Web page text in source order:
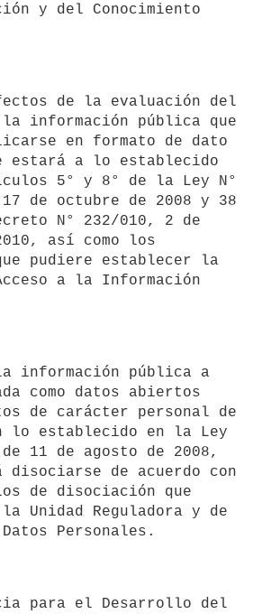
y del Conocimiento
la información pública que
en formato de dato
estará a lo establecido
5° y 8° de la Ley N°
de octubre de 2008 y 38
N° 232/010, 2 de
así como los
pudiere establecer la
a la Información
como datos abiertos
de carácter personal de
lo establecido en la Ley
11 de agosto de 2008,
disociarse de acuerdo con
de disociación que
Unidad Reguladora y de